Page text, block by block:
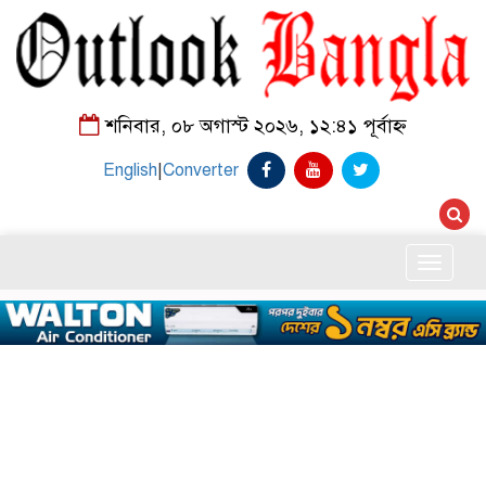
শনিবার, ০৮ অগাস্ট ২০২৬, ১২:৪১ পূর্বাহ্ন
English|Converter